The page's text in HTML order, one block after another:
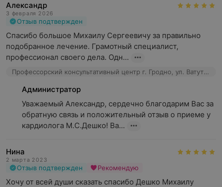
Александр
3 февраля 2026
Отзыв подтвержден
Спасибо большое Михаилу Сергеевичу за правильно
подобранное лечение. Грамотный специалист,
профессионал своего дела. Одн...
Профессорский консультативный центр г. Гродно, ул. Ватутина, 4а
Администратор
Уважаемый Александр, сердечно благодарим Вас за
обратную связь и положительный отзыв о приеме у
кардиолога М.С.Дешко! Ва...
Нина
2 марта 2023
Отзыв подтвержден Рекомендую
Хочу от всей души сказать спасибо Дешко Михаилу